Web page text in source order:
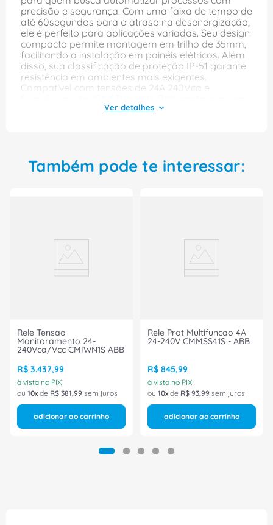
precisão e segurança. Com uma faixa de tempo de
até 60segundos para o atraso na desenergização,
ele é perfeito para aplicações variadas. Seu design
compacto permite montagem em trilho de 35mm,
facilitando a instalação em painéis elétricos. Além
disso, sua classificação de proteção IP-51 garante
resistência em ambientes mais exigentes.
Compatível com tensões de 24A 240Vca e
contato auxiliar reversível, tornando-o versátil para
Características:
Tensão Alimentação: 24A 240Vca
Frequência: 48-63Hz
Contatos Auxiliares: 1 Reversível
Marca: Coel
Também pode te interessar:
Rele Tensao
Monitoramento 24-
240Vca/Vcc CMIWN1S ABB
R$ 3.437,99
à vista no PIX
ou 10 de R$ 381,99 sem juros
adicionar ao carrinho
Rele Prot Multifuncao 4A
24-240V CMMSS41S - ABB
R$ 845,99
à vista no PIX
ou 10 de R$ 93,99 sem juros
adicionar ao carrinho